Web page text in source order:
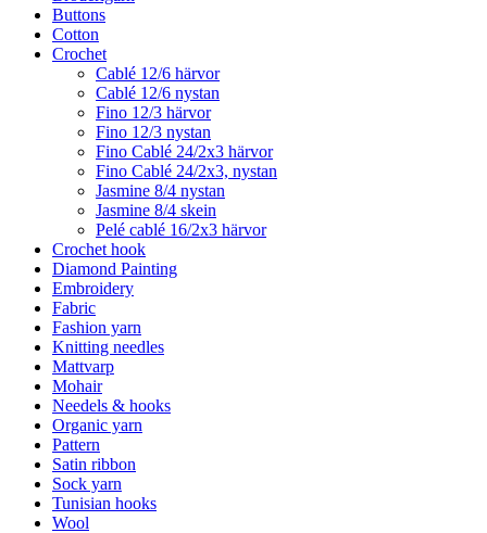
Buttons
Cotton
Crochet
Cablé 12/6 härvor
Cablé 12/6 nystan
Fino 12/3 härvor
Fino 12/3 nystan
Fino Cablé 24/2x3 härvor
Fino Cablé 24/2x3, nystan
Jasmine 8/4 nystan
Jasmine 8/4 skein
Pelé cablé 16/2x3 härvor
Crochet hook
Diamond Painting
Embroidery
Fabric
Fashion yarn
Knitting needles
Mattvarp
Mohair
Needels & hooks
Organic yarn
Pattern
Satin ribbon
Sock yarn
Tunisian hooks
Wool